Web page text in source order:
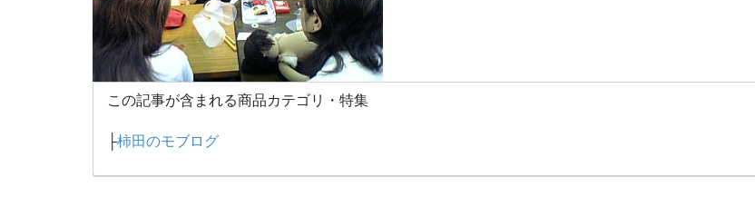
この記事が含まれる商品カテゴリ・特集
├柿田のモブログ